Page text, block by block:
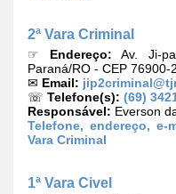
2ª Vara Criminal
☞ Endereço: Av. Ji-
Paraná/RO - CEP 76900-
✉ Email:
☏ Telefone(s): (69)
Responsável: Everson
Telefone, endereço,
Vara Criminal
1ª Vara Civel